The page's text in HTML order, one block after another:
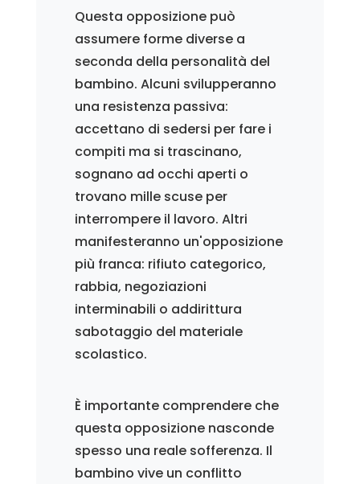
Questa opposizione può
assumere forme diverse a
seconda della personalità del
bambino. Alcuni svilupperanno
una resistenza passiva:
accettano di sedersi per fare i
compiti ma si trascinano,
sognano ad occhi aperti o
trovano mille scuse per
interrompere il lavoro. Altri
manifesteranno un'opposizione
più franca: rifiuto categorico,
rabbia, negoziazioni
interminabili o addirittura
sabotaggio del materiale
scolastico.
È importante comprendere che
questa opposizione nasconde
spesso una reale sofferenza. Il
bambino vive un conflitto